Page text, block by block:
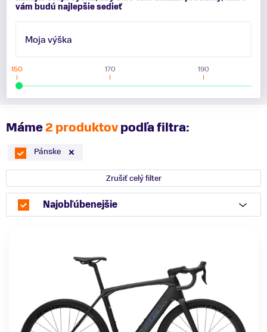
vám budú najlepšie sedieť
Moja výška
150 170 190
Máme2 produktovpodľa filtra:
Pánske
Zrušiť celý filter
Najobľúbenejšie